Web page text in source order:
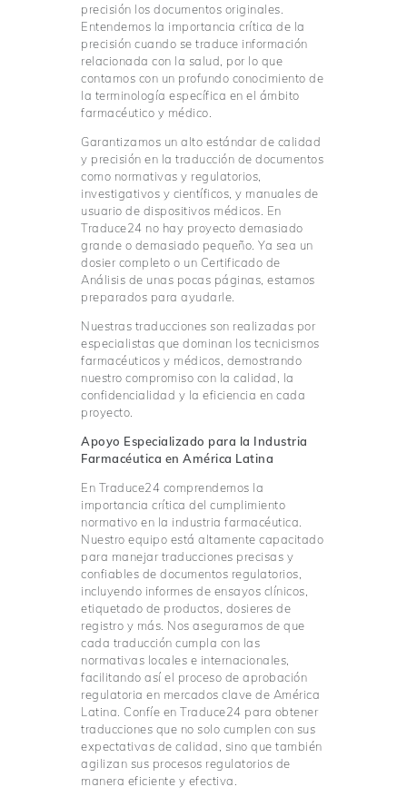
precisión los documentos originales.
Entendemos la importancia crítica de la
precisión cuando se traduce información
relacionada con la salud, por lo que
contamos con un profundo conocimiento de
la terminología específica en el ámbito
farmacéutico y médico.
Garantizamos un alto estándar de calidad
y precisión en la traducción de documentos
como normativas y regulatorios,
investigativos y científicos, y manuales de
usuario de dispositivos médicos. En
Traduce24 no hay proyecto demasiado
grande o demasiado pequeño. Ya sea un
dosier completo o un Certificado de
Análisis de unas pocas páginas, estamos
preparados para ayudarle.
Nuestras traducciones son realizadas por
especialistas que dominan los tecnicismos
farmacéuticos y médicos, demostrando
nuestro compromiso con la calidad, la
confidencialidad y la eficiencia en cada
proyecto.
Apoyo Especializado para la Industria
Farmacéutica en América Latina
En Traduce24 comprendemos la
importancia crítica del cumplimiento
normativo en la industria farmacéutica.
Nuestro equipo está altamente capacitado
para manejar traducciones precisas y
confiables de documentos regulatorios,
incluyendo informes de ensayos clínicos,
etiquetado de productos, dosieres de
registro y más. Nos aseguramos de que
cada traducción cumpla con las
normativas locales e internacionales,
facilitando así el proceso de aprobación
regulatoria en mercados clave de América
Latina. Confíe en Traduce24 para obtener
traducciones que no solo cumplen con sus
expectativas de calidad, sino que también
agilizan sus procesos regulatorios de
manera eficiente y efectiva.